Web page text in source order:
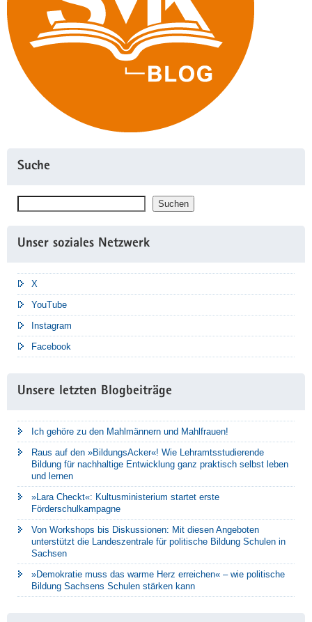
Suche
Suchen
Unser soziales Netzwerk
X
YouTube
Instagram
Facebook
Unsere letzten Blogbeiträge
Ich gehöre zu den Mahlmännern und Mahlfrauen!
Raus auf den »BildungsAcker«! Wie Lehramtsstudierende
Bildung für nachhaltige Entwicklung ganz praktisch selbst leben
und lernen
»Lara Checkt«: Kultusministerium startet erste
Förderschulkampagne
Von Workshops bis Diskussionen: Mit diesen Angeboten
unterstützt die Landeszentrale für politische Bildung Schulen in
Sachsen
»Demokratie muss das warme Herz erreichen« – wie politische
Bildung Sachsens Schulen stärken kann